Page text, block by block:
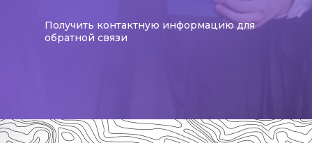
Получить контактную информацию для
обратной связи